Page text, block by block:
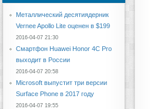
Металлический десятиядерник
Vernee Apollo Lite оценен в $199
2016-04-07 21:30
Смартфон Huawei Honor 4C Pro
выходит в России
2016-04-07 20:58
Microsoft выпустит три версии
Surface Phone в 2017 году
2016-04-07 19:55